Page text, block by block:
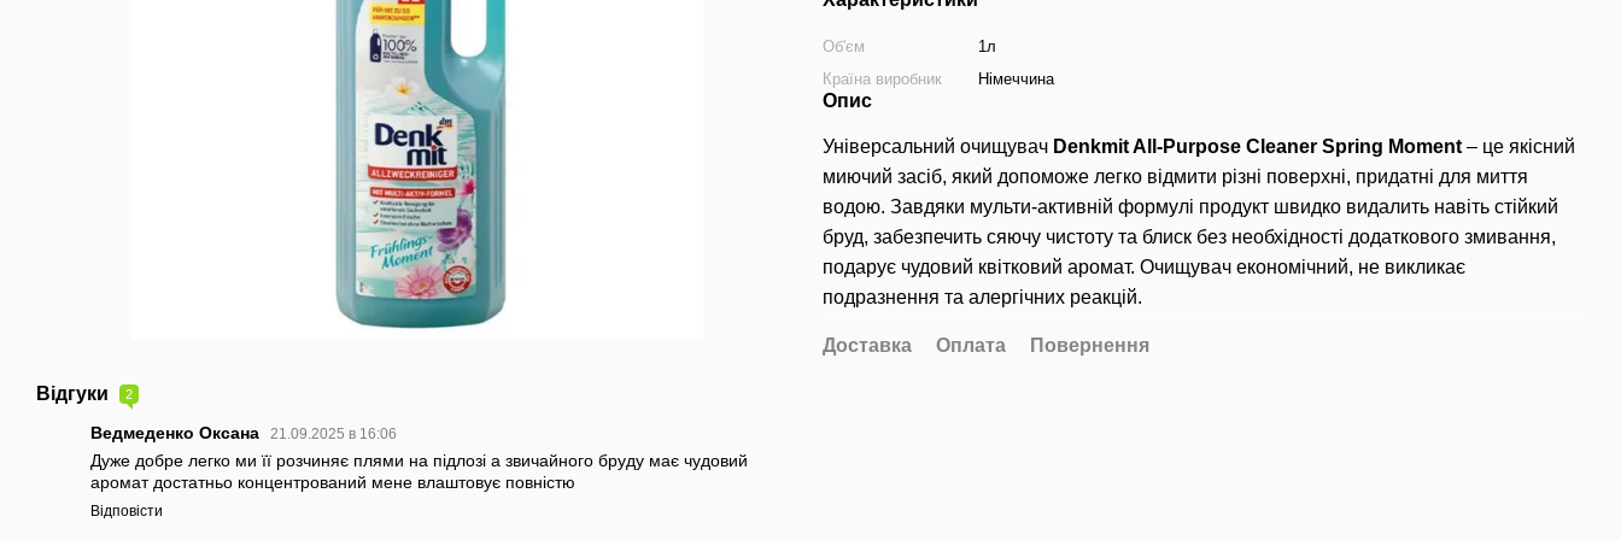
Відгуки 2
Ведмеденко Оксана 21.09.2025 в 16:06
Дуже добре легко ми її розчиняє плями на підлозі а звичайного бруду має чудовий
аромат достатньо концентрований мене влаштовує повністю
Відповісти
Об'єм
1л
Країна виробник
Німеччина
Опис
Універсальний очищувач Denkmit All-Purpose Cleaner Spring Moment – ​​це якісний
миючий засіб, який допоможе легко відмити різні поверхні, придатні для миття
водою. Завдяки мульти-активній формулі продукт швидко видалить навіть стійкий
бруд, забезпечить сяючу чистоту та блиск без необхідності додаткового змивання,
подарує чудовий квітковий аромат. Очищувач економічний, не викликає
подразнення та алергічних реакцій.
Доставка Оплата Повернення